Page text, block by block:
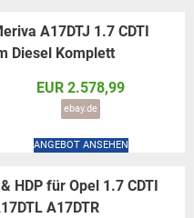
A17DTJ 1.7 CDTI
Diesel Komplett
EUR 2.578,99
ebay.de
ANGEBOT ANSEHEN
HDP für Opel 1.7 CDTI
A17DTR